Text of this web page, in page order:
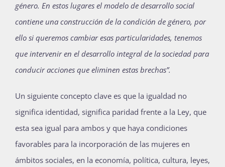
género. En estos lugares el modelo de desarrollo social
contiene una construcción de la condición de género, por
ello si queremos cambiar esas particularidades, tenemos
que intervenir en el desarrollo integral de la sociedad para
conducir acciones que eliminen estas brechas”.
Un siguiente concepto clave es que la igualdad no
significa identidad, significa paridad frente a la Ley, que
esta sea igual para ambos y que haya condiciones
favorables para la incorporación de las mujeres en
ámbitos sociales, en la economía, política, cultura, leyes,